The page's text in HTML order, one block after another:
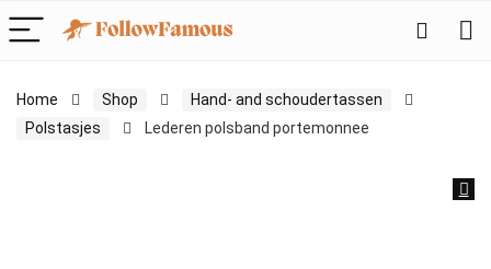
Home Shop
Hand- and schoudertassen
Polstasjes
Lederen polsband portemonnee